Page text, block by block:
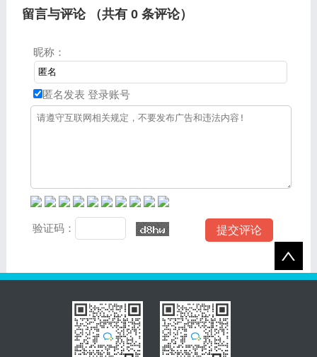
留言与评论 （共有 0条评论）
昵称：
匿名发表 登录账号
验证码：